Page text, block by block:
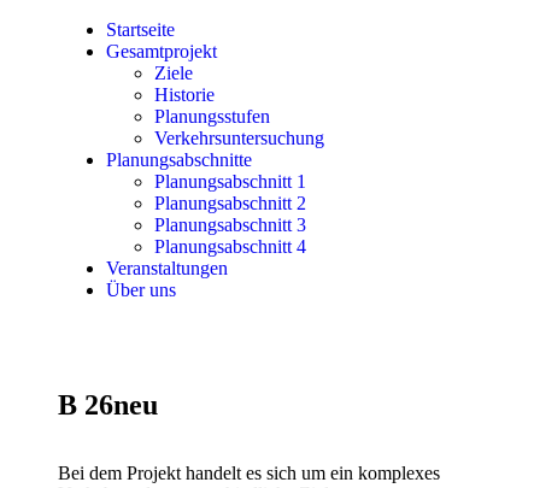
Startseite
Gesamtprojekt
Ziele
Historie
Planungsstufen
Verkehrsuntersuchung
Planungsabschnitte
Planungsabschnitt 1
Planungsabschnitt 2
Planungsabschnitt 3
Planungsabschnitt 4
Veranstaltungen
Über uns
B 26neu
Bei dem Projekt handelt es sich um ein komplexes